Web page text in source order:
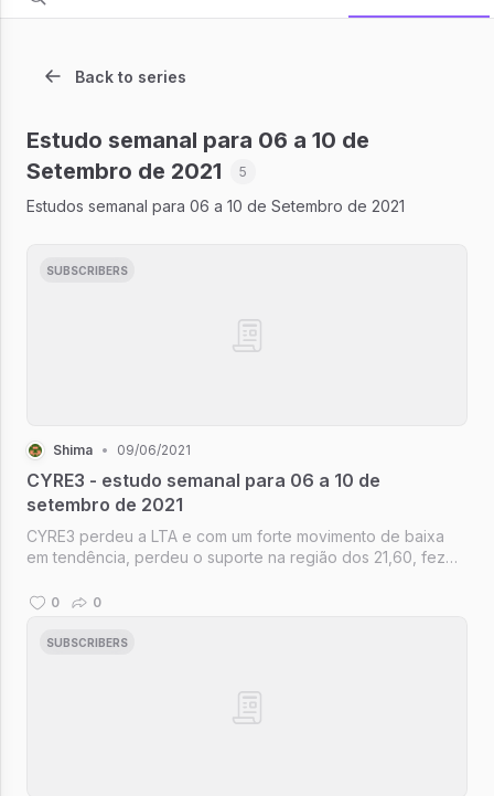
Back to series
Estudo semanal para 06 a 10 de
Setembro de 2021
5
Estudos semanal para 06 a 10 de Setembro de 2021
SUBSCRIBERS
Shima • 09/06/2021
CYRE3 - estudo semanal para 06 a 10 de
setembro de 2021
CYRE3 perdeu a LTA e com um forte movimento de baixa
em tendência, perdeu o suporte na região dos 21,60, fez
virado resistência, pois uma forte barra de alta que não
0 0
SUBSCRIBERS